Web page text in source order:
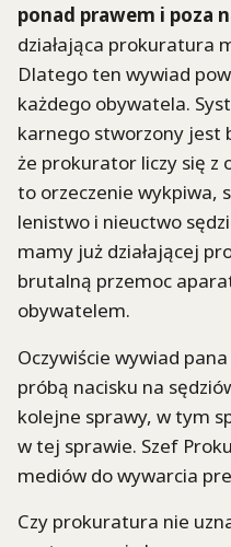
ponad prawem i poza
działająca prokuratura
Dlatego ten wywiad
każdego obywatela.
karnego stworzony jest
że prokurator liczy się z
to orzeczenie wykpiwa,
lenistwo i nieuctwo
mamy już działającej
brutalną przemoc
obywatelem.
Oczywiście wywiad
próbą nacisku na
kolejne sprawy, w tym
w tej sprawie. Szef
mediów do wywarcia
Czy prokuratura nie